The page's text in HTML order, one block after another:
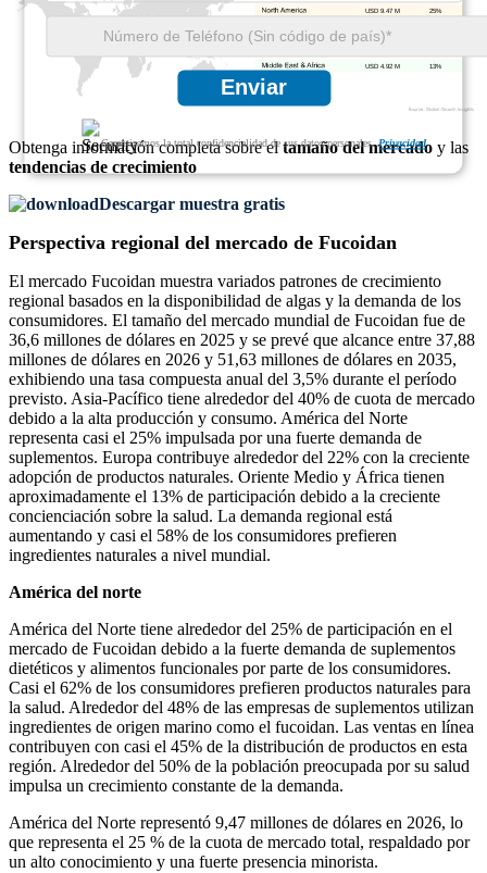
Enviar
Garantizamos la total confidencialidad de sus datos personales.Privacidad
13%
USD 4.92 M
USD 15.15 M
25%
USD 9.47 M
Obtenga información completa sobre eltamaño del mercado y las
tendencias de crecimiento
Descargar muestra gratis
Perspectiva regional del mercado de Fucoidan
El mercado Fucoidan muestra variados patrones de crecimiento
regional basados ​​en la disponibilidad de algas y la demanda de los
consumidores. El tamaño del mercado mundial de Fucoidan fue de
36,6 millones de dólares en 2025 y se prevé que alcance entre 37,88
millones de dólares en 2026 y 51,63 millones de dólares en 2035,
exhibiendo una tasa compuesta anual del 3,5% durante el período
previsto. Asia-Pacífico tiene alrededor del 40% de cuota de mercado
debido a la alta producción y consumo. América del Norte
representa casi el 25% impulsada por una fuerte demanda de
suplementos. Europa contribuye alrededor del 22% con la creciente
adopción de productos naturales. Oriente Medio y África tienen
aproximadamente el 13% de participación debido a la creciente
concienciación sobre la salud. La demanda regional está
aumentando y casi el 58% de los consumidores prefieren
ingredientes naturales a nivel mundial.
América del norte
América del Norte tiene alrededor del 25% de participación en el
mercado de Fucoidan debido a la fuerte demanda de suplementos
dietéticos y alimentos funcionales por parte de los consumidores.
Casi el 62% de los consumidores prefieren productos naturales para
la salud. Alrededor del 48% de las empresas de suplementos utilizan
ingredientes de origen marino como el fucoidan. Las ventas en línea
contribuyen con casi el 45% de la distribución de productos en esta
región. Alrededor del 50% de la población preocupada por su salud
impulsa un crecimiento constante de la demanda.
América del Norte representó 9,47 millones de dólares en 2026, lo
que representa el 25 % de la cuota de mercado total, respaldado por
un alto conocimiento y una fuerte presencia minorista.